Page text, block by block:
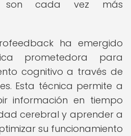
son cada vez más
ha emergido
prometedora para
cognitivo a través de
Esta técnica permite a
información en tiempo
cerebral y aprender a
su funcionamiento